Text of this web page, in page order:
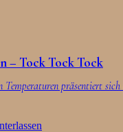
– Tock Tock Tock
Temperaturen präsentiert